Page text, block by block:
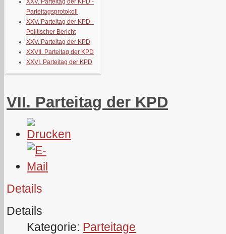
XXV. Parteitag der KPD -
Parteitagsprotokoll
XXV. Parteitag der KPD -
Politischer Bericht
XXV. Parteitag der KPD
XXVII. Parteitag der KPD
XXVI. Parteitag der KPD
VII. Parteitag der KPD
Details
Details
Kategorie: Parteitage